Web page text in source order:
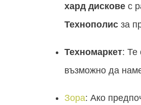
хард дискове с
Технополис за
Техномаркет: Те
възможно да
Зора: Ако